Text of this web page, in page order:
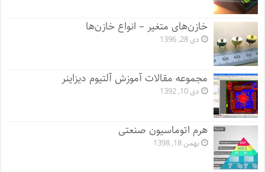
خازن‌های متغیر – انواع خازن‌ها
دی 28, 1396
مجموعه مقالات آموزش آلتیوم دیزاینر
دی 10, 1392
هرم اتوماسیون صنعتی
بهمن 18, 1398